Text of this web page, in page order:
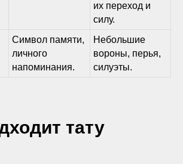
их переход и
силу.
Символ памяти,
личного
напоминания.
Небольшие
вороны, перья,
силуэты.
тату